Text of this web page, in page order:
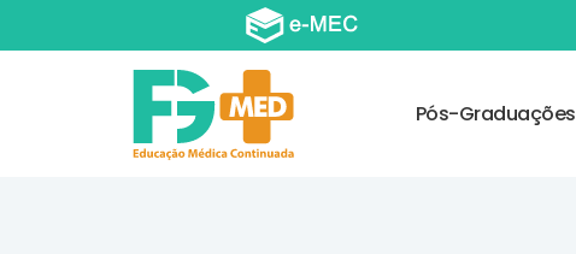
Pós-Graduações